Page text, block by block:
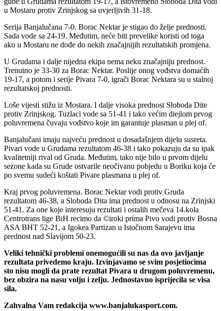
u Mostaru protiv Zrinjskog sa uvjerljivih 31-18.
Serija Banjalučana 7-0. Borac Nektar je stigao do želje prednosti.
Sada vode sa 24-19. Međutim, neće biti prevelike koristi od toga
ako u Mostaru ne dođe do nekih značajnijih rezultatskih promjena.
U Grudama i dalje nijedna ekipa nema neku značajniju prednost.
Trenutno je 33-30 za Borac Nektar. Poslije onog vođstva domaćih
19-17, a potom i serije Pivara 7-0, igrači Borac Nektara su u stalnoj
rezultatskoj prednosti.
Loše vijesti stižu iz Mostara. I dalje visoka prednost Sloboda Dite
protiv Zrinjskog. Tuzlaci vode sa 51-41 i tako većim diejlom prvog
poluvremena čuvaju vođstvo koje im garantuje plasman u plej of.
Banjalučani imaju najveću prednost u dosadašnjem dijelu susreta.
Pivari vode u Grudama rezultatom 46-38 i tako pokazuju da su ipak
kvalitetniji rival od Gruda. Međutim, tako nije bilo u prvom dijelu
sezone kada su Grude ostvarile neočivanu pobjedu u Boriku koja će
po svemu sudeći koštati Pivare plasmana u plej of.
Kraj prvog poluvremena. Borac Nektar vodi protiv Gruda
rezultatom 46-38, a Sloboda Dita ima prednost u odnosu na Zrinjski
51-41. Za one koje interesuju rezultati i ostalih mečeva 14.kola
Centrotrans lige BiH recimo da ©iroki prima Pivo vodi protiv Bosna
ASA BHT 52-21, a Igokea Partizan u Istočnom Sarajevu ima
prednost nad Slavijom 50-23.
Veliki tehnički problemi onemogućili su nas da ovo javljanje
rezultata privedemo kraju. Izvinjavamo se svim posjetiocima
sto nisu mogli da prate rezultat Pivara u drugom poluvremenu,
bez obzira na nasu volju i zelju. Jednostavno isprijecila se visa
sila.
Zahvalna Vam redakcija www.banjalukasport.com.